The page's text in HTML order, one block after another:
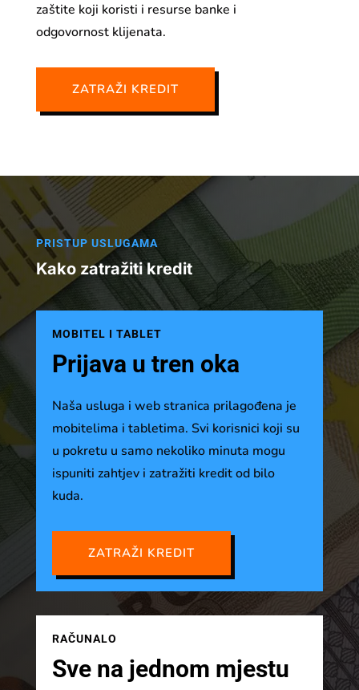
zaštite koji koristi i resurse banke i
odgovornost klijenata.
ZATRAŽI KREDIT
PRISTUP USLUGAMA
Kako zatražiti kredit
MOBITEL I TABLET
Prijava u tren oka
Naša usluga i web stranica prilagođena je
mobitelima i tabletima. Svi korisnici koji su
u pokretu u samo nekoliko minuta mogu
ispuniti zahtjev i zatražiti kredit od bilo
kuda.
ZATRAŽI KREDIT
RAČUNALO
Sve na jednom mjestu